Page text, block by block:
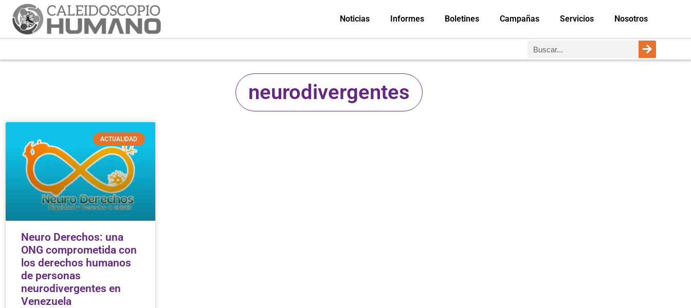
Noticias Informes Boletines Campañas Servicios Nosotros
neurodivergentes
ACTUALIDAD
Neuro Derechos: una
ONG comprometida con
los derechos humanos
de personas
neurodivergentes en
Venezuela